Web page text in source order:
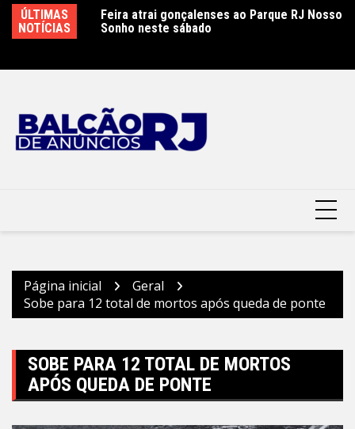
para
ÚLTIMAS
NOTÍCIAS
é controlado
Feira atrai gonçalenses ao Parque RJ Nosso
Sonho neste sábado
Página inicial
Geral
Sobe para 12 total de mortos após queda de ponte
SOBE PARA 12 TOTAL DE MORTOS
APÓS QUEDA DE PONTE